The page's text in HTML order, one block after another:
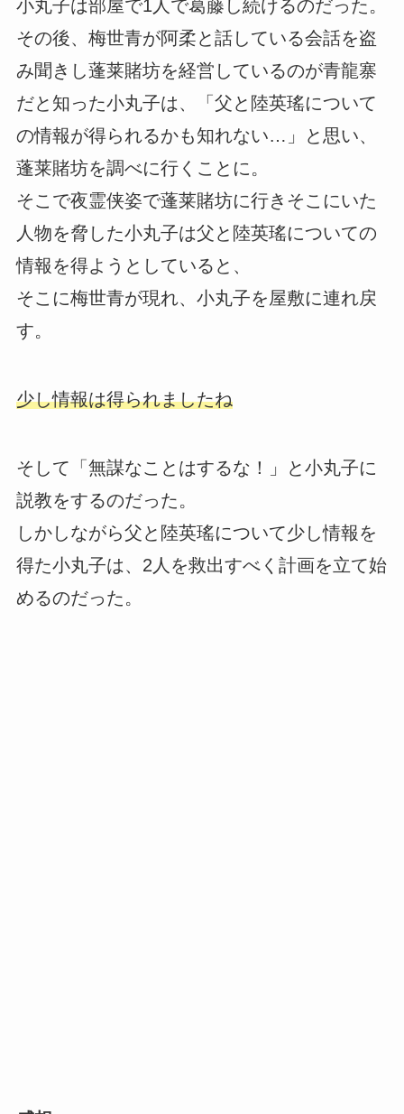
小丸子は部屋で1人で葛藤し続けるのだった。
その後、梅世青が阿柔と話している会話を盗
み聞きし蓬莱賭坊を経営しているのが青龍寨
だと知った小丸子は、「父と陸英瑤について
の情報が得られるかも知れない…」と思い、
蓬莱賭坊を調べに行くことに。
そこで夜霊侠姿で蓬莱賭坊に行きそこにいた
人物を脅した小丸子は父と陸英瑤についての
情報を得ようとしていると、
そこに梅世青が現れ、小丸子を屋敷に連れ戻
す。
少し情報は得られましたね
そして「無謀なことはするな！」と小丸子に
説教をするのだった。
しかしながら父と陸英瑤について少し情報を
得た小丸子は、2人を救出すべく計画を立て始
めるのだった。